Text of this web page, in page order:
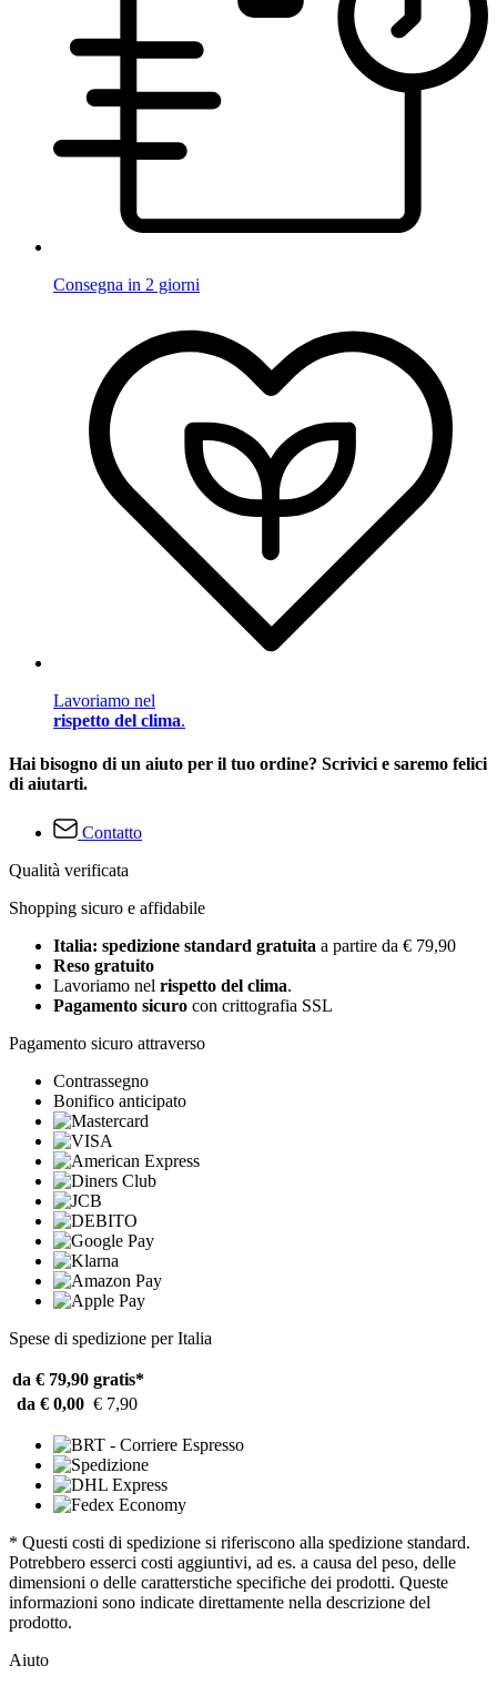
Consegna in 2 giorni
Lavoriamo nel
rispetto del clima.
Hai bisogno di un aiuto per il tuo ordine? Scrivici e saremo felici
di aiutarti.
Contatto
Qualità verificata
Shopping sicuro e affidabile
Italia: spedizione standard gratuita a partire da € 79,90
Reso gratuito
Lavoriamo nel rispetto del clima.
Pagamento sicuro con crittografia SSL
Pagamento sicuro attraverso
Contrassegno
Bonifico anticipato
Spese di spedizione per Italia
da € 79,90 gratis*
da € 0,00 € 7,90
* Questi costi di spedizione si riferiscono alla spedizione standard.
Potrebbero esserci costi aggiuntivi, ad es. a causa del peso, delle
dimensioni o delle caratterstiche specifiche dei prodotti. Queste
informazioni sono indicate direttamente nella descrizione del
prodotto.
Aiuto